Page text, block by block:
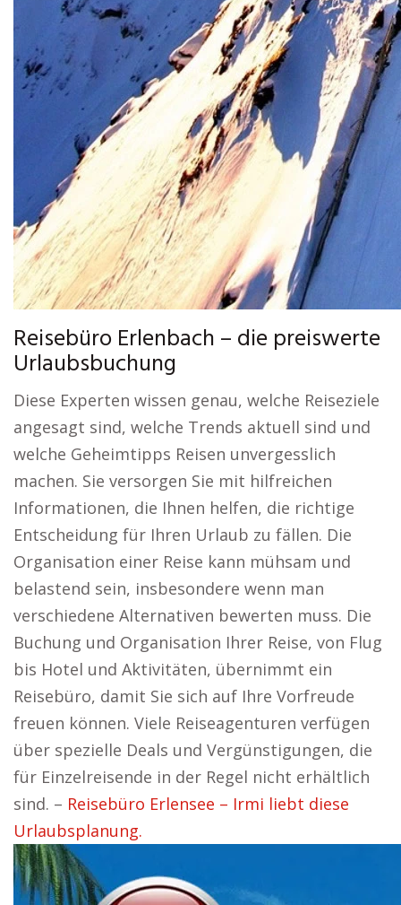
Reisebüro Erlenbach – die preiswerte
Urlaubsbuchung
Diese Experten wissen genau, welche Reiseziele
angesagt sind, welche Trends aktuell sind und
welche Geheimtipps Reisen unvergesslich
machen. Sie versorgen Sie mit hilfreichen
Informationen, die Ihnen helfen, die richtige
Entscheidung für Ihren Urlaub zu fällen. Die
Organisation einer Reise kann mühsam und
belastend sein, insbesondere wenn man
verschiedene Alternativen bewerten muss. Die
Buchung und Organisation Ihrer Reise, von Flug
bis Hotel und Aktivitäten, übernimmt ein
Reisebüro, damit Sie sich auf Ihre Vorfreude
freuen können. Viele Reiseagenturen verfügen
über spezielle Deals und Vergünstigungen, die
für Einzelreisende in der Regel nicht erhältlich
sind. – Reisebüro Erlensee – Irmi liebt diese
Urlaubsplanung.